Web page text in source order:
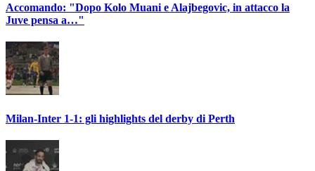
Accomando: "Dopo Kolo Muani e Alajbegovic, in attacco la
Juve pensa a…"
Milan-Inter 1-1: gli highlights del derby di Perth